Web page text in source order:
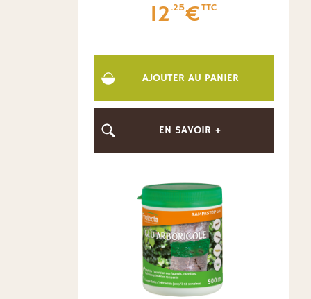
12.25€TTC
AJOUTER AU PANIER
EN SAVOIR +